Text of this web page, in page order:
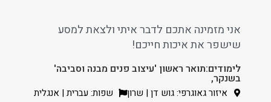
אני מזמינה אתכם לדבר איתי ולצאת למסע
שישפר את איכות חייכם!
לימודים:תואר ראשון 'עיצוב פנים מבנה וסביבה'
בשנקר,
איזור גאוגרפי: גוש דן | שרון שפות: עברית | אנגלית